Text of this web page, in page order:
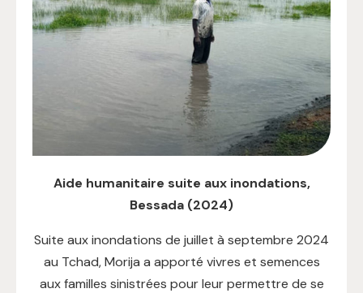
Aide humanitaire suite aux inondations,
Bessada (2024)
Suite aux inondations de juillet à septembre 2024
au Tchad, Morija a apporté vivres et semences
aux familles sinistrées pour leur permettre de se